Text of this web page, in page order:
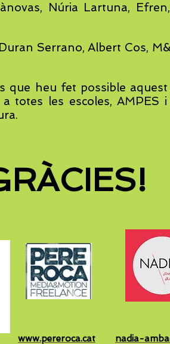
Núria Lartuna,
Serrano, Albert Cos,
que heu fet possible
totes les escoles,
www.pereroca.cat nadia-